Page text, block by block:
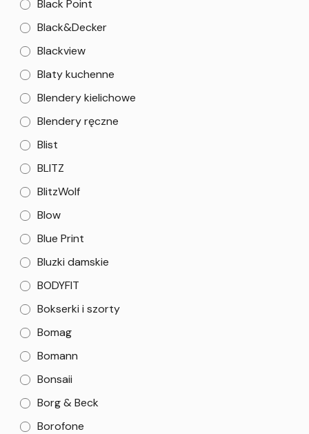
Black Point
Black&Decker
Blackview
Blaty kuchenne
Blendery kielichowe
Blendery ręczne
Blist
BLITZ
BlitzWolf
Blow
Blue Print
Bluzki damskie
BODYFIT
Bokserki i szorty
Bomag
Bomann
Bonsaii
Borg & Beck
Borofone